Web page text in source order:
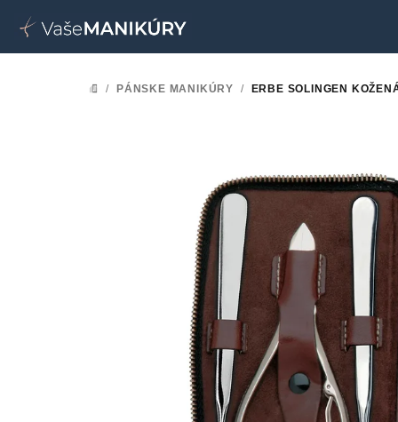
obsah
DOMOV
/ PÁNSKE MANIKÚRY / ERBE SOLINGEN